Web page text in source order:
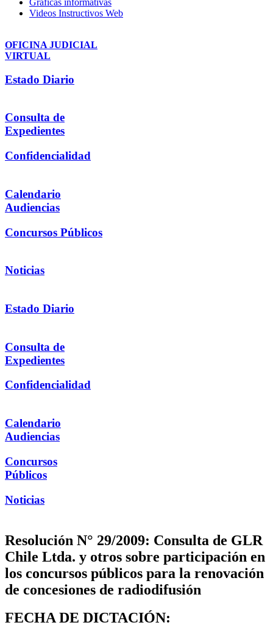
Gráficas informativas
Videos Instructivos Web
OFICINA JUDICIAL
VIRTUAL
Estado Diario
Consulta de
Expedientes
Confidencialidad
Calendario
Audiencias
Concursos Públicos
Noticias
Estado Diario
Consulta de
Expedientes
Confidencialidad
Calendario
Audiencias
Concursos
Públicos
Noticias
Resolución N° 29/2009: Consulta de GLR
Chile Ltda. y otros sobre participación en
los concursos públicos para la renovación
de concesiones de radiodifusión
FECHA DE DICTACIÓN: